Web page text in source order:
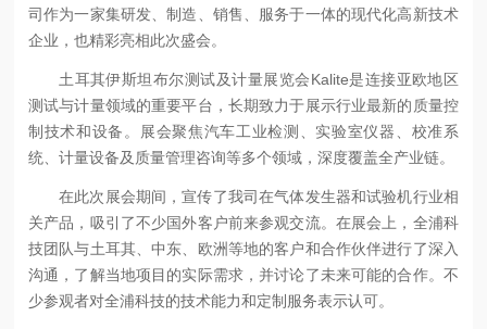
司作为一家集研发、制造、销售、服务于一体的现代化高新技术
企业，也精彩亮相此次盛会。
土耳其伊斯坦布尔测试及计量展览会Kalite是连接亚欧地区
测试与计量领域的重要平台，长期致力于展示行业最新的质量控
制技术和设备。展会聚焦汽车工业检测、实验室仪器、校准系
统、计量设备及质量管理咨询等多个领域，深度覆盖全产业链。
在此次展会期间，宣传了我司在气体发生器和试验机行业相
关产品，吸引了不少国外客户前来参观交流。在展会上，全浦科
技团队与土耳其、中东、欧洲等地的客户和合作伙伴进行了深入
沟通，了解当地项目的实际需求，并讨论了未来可能的合作。不
少参观者对全浦科技的技术能力和定制服务表示认可。